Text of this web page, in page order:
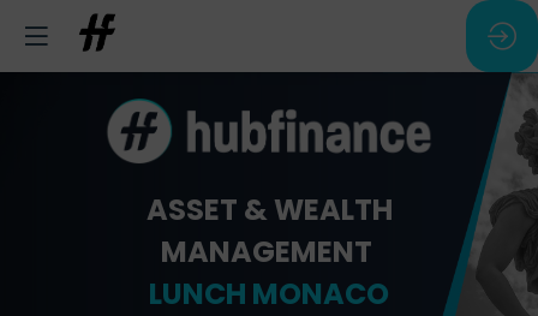
ASSET & WEALTH
MANAGEMENT
LUNCH MONACO